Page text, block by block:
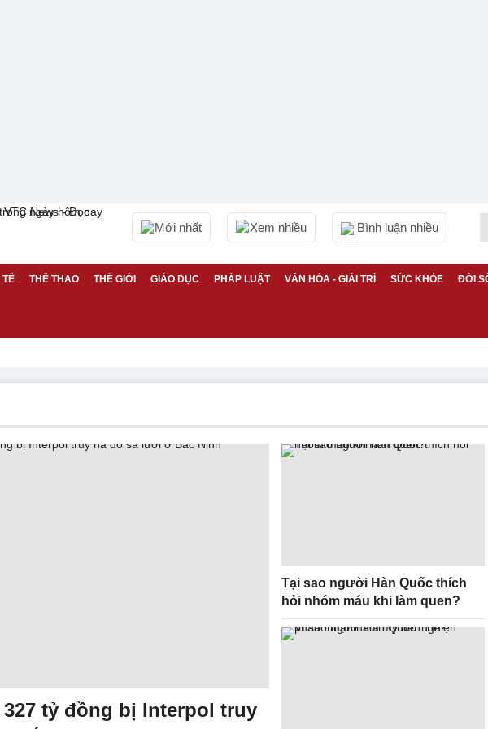
Mới nhất Xem nhiều Bình luận nhiều
TẾ THỂ THAO THẾ GIỚI GIÁO DỤC PHÁP LUẬT VĂN HÓA - GIẢI TRÍ SỨC KHỎE ĐỜI
tỷ đồng bị Interpol truy
Tại sao người Hàn Quốc thích
hỏi nhóm máu khi làm quen?